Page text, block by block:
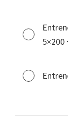
5×200